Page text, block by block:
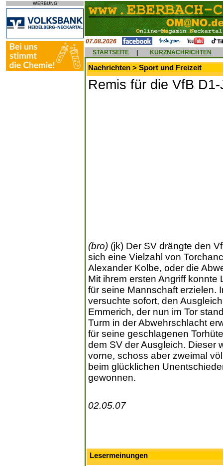
WERBUNG
07.08.2026
STARTSEITE
KURZNACHRICHTEN
Nachrichten > Sport und Freizeit
Remis für die VfB
(bro) (jk) Der SV drängte den
sich eine Vielzahl von
Alexander Kolbe, oder die
Mit ihrem ersten Angriff
für seine Mannschaft erzielen.
versuchte sofort, den
Emmerich, der nun im Tor
Turm in der Abwehrschlacht
für seine geschlagenen
dem SV der Ausgleich. Dieser
vorne, schoss aber zweimal
beim glücklichen
gewonnen.
02.05.07
Lesermeinungen